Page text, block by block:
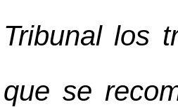
Tribunal los
que se